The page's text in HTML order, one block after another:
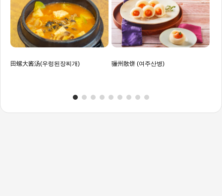
田螺大酱汤(우렁된장찌개) 骊州散饼 (여주산병)